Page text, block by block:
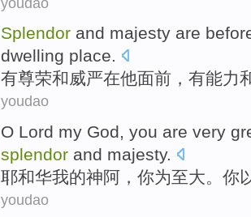
Splendor and majesty are
dwelling place.
有尊荣和威严在他面前 ， 有能力
youdao
O Lord my God, you are very
splendor and majesty.
耶和华我的神阿， 你为至大。你
youdao